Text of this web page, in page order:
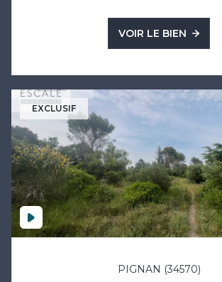
VOIR LE BIEN
EXCLUSIF
PIGNAN (34570)